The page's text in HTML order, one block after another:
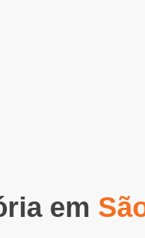
em